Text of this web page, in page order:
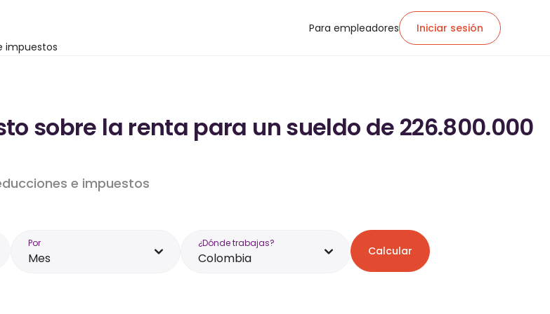
impuestos
Para empleadores Iniciar sesión
sobre la renta para un sueldo de 226.800.000
e impuestos
Por
Mes
¿Dónde trabajas?
Colombia Calcular